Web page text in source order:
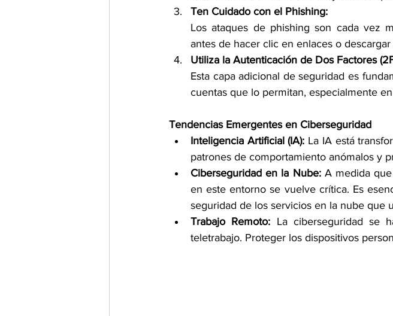
Ten Cuidado con el Phishing:
Los ataques de phishing son cada vez
antes de hacer clic en enlaces o
Utiliza la Autenticación de Dos Factores
Esta capa adicional de seguridad es
cuentas que lo permitan, especialmente
Tendencias Emergentes en Ciberseguridad
Inteligencia Artificial (IA): La IA está
patrones de comportamiento anómalos y
Ciberseguridad en la Nube: A medida que
en este entorno se vuelve crítica. Es
seguridad de los servicios en la nube que
Trabajo Remoto: La ciberseguridad se
teletrabajo. Proteger los dispositivos